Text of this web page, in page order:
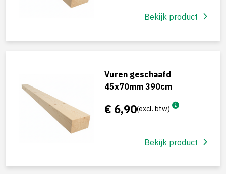
Bekijk product
Vuren geschaafd
45x70mm 390cm
€ 6,90(excl. btw)
Bekijk product